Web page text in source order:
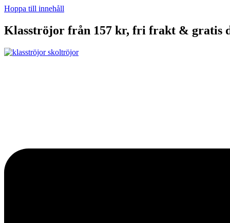
Hoppa till innehåll
Klasströjor från 157 kr, fri frakt & gratis